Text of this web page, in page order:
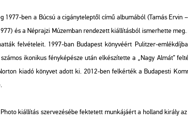
1977-ben a Búcsú a ci­gány­te­lep­tőlcímű al­bu­má­ból (Tamás Ervin
és a Nép­raj­zi Mú­zem­ban ren­de­zett ki­ál­lí­tás­ból is­mer­het­te
fel­vé­te­le­it. 1997-ban Bu­da­pest köny­vé­ért Pu­li­tzer-
iko­ni­kus fény­ké­pé­sze után el­ké­szí­tet­te a „Nagy Almát”
kiadó köny­vet adott ki. 2012-ben fel­kér­ték a Bu­da­pes­ti
ki­ál­lí­tás szer­ve­zé­sé­be fek­te­tett mun­ká­já­ért a hol­land ki­rály